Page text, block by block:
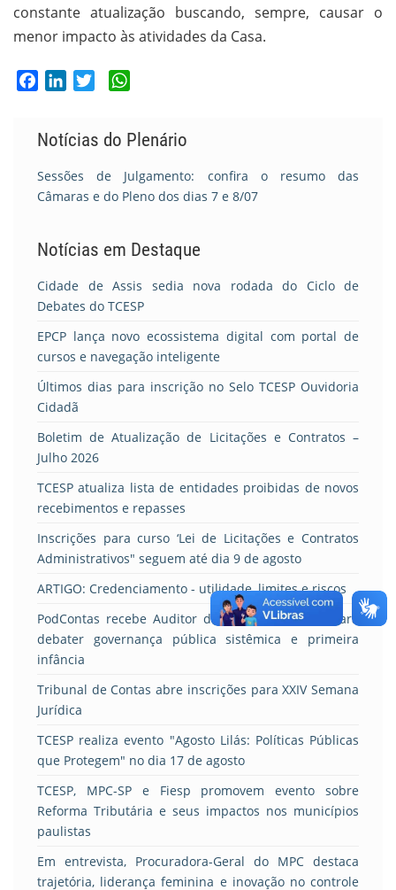
constante atualização buscando, sempre, causar o
menor impacto às atividades da Casa.
FacebookLinkedIn
Twitter
Notícias do Plenário
Sessões de Julgamento: confira o resumo das
Câmaras e do Pleno dos dias 7 e 8/07
Notícias em Destaque
Cidade de Assis sedia nova rodada do Ciclo de
Debates do TCESP
EPCP lança novo ecossistema digital com portal de
cursos e navegação inteligente
Últimos dias para inscrição no Selo TCESP Ouvidoria
Cidadã
Boletim de Atualização de Licitações e Contratos –
Julho 2026
TCESP atualiza lista de entidades proibidas de novos
recebimentos e repasses
Inscrições para curso ‘Lei de Licitações e Contratos
Administrativos" seguem até dia 9 de agosto
ARTIGO: Credenciamento - utilidade, limites e riscos
PodContas recebe Auditor de Controle Externo para
debater governança pública sistêmica e primeira
infância
Tribunal de Contas abre inscrições para XXIV Semana
Jurídica
TCESP realiza evento "Agosto Lilás: Políticas Públicas
que Protegem" no dia 17 de agosto
TCESP, MPC-SP e Fiesp promovem evento sobre
Reforma Tributária e seus impactos nos municípios
paulistas
Em entrevista, Procuradora-Geral do MPC destaca
trajetória, liderança feminina e inovação no controle